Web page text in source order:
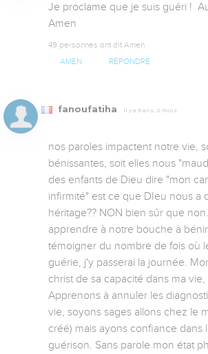
Je proclame que je suis guéri !
Amen
49 personnes ont dit Amen
AMEN RÉPONDRE
fanoufatiha Il y a 9 ans, 2 mois
nos paroles impactent notre vie,
bénissantes, soit elles nous
des enfants de Dieu dire "mon
infirmité" est ce que DIeu nous a
héritage?? NON bien sûr que
apprendre à notre bouche à
témoigner du nombre de fois où
guérie, j'y passerai la journée.
christ de sa capacité dans ma vie,
Apprenons à annuler les
vie, soyons sages allons chez le
créé) mais ayons confiance dans
guérison. Sans parole mon état